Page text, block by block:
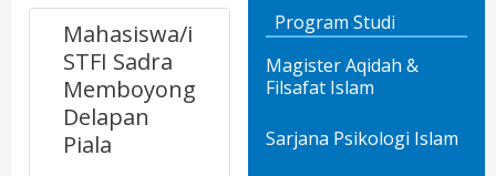
Mahasiswa/i
STFI Sadra
Memboyong
Delapan
Piala
Program Studi
Magister Aqidah &
Filsafat Islam
Sarjana Psikologi Islam